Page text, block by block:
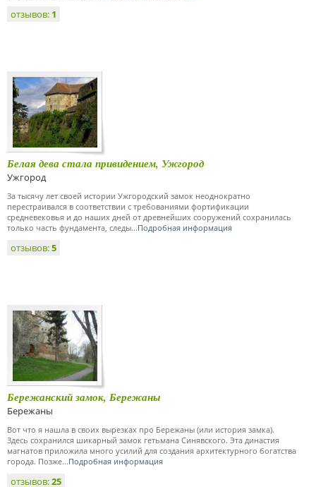
отзывов: 1
Белая дева стала привидением, Ужгород
Ужгород
За тысячу лет своей истории Ужгородский замок неоднократно
перестраивался в соответствии с требованиями фортификации
средневековья и до наших дней от древнейших сооружений сохранилась
только часть фундамента, следы...Подробная информация
отзывов:5
Бережанский замок, Бережаны
Бережаны
Вот что я нашла в своих вырезках про Бережаны (или история замка).
Здесь сохранился шикарный замок гетьмана Синявского. Эта династия
магнатов приложила много усилий для создания архитектурного богатства
города. Позже...Подробная информация
отзывов:25